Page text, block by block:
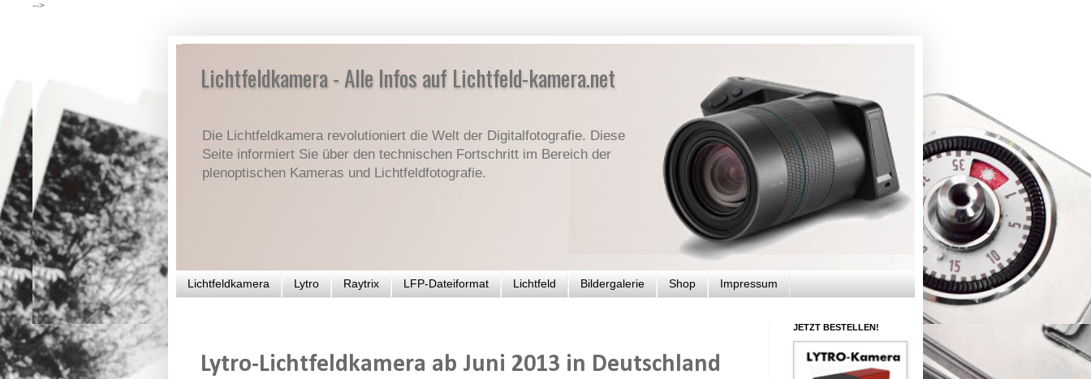
-->
Lichtfeldkamera - Alle Infos auf Lichtfeld-kamera.net
Die Lichtfeldkamera revolutioniert die Welt der Digitalfotografie. Diese
Seite informiert Sie über den technischen Fortschritt im Bereich der
plenoptischen Kameras und Lichtfeldfotografie.
Lichtfeldkamera Lytro Raytrix LFP-Dateiformat Lichtfeld Bildergalerie Shop Impressum
Lytro-Lichtfeldkamera ab Juni 2013 in Deutschland
JETZT BESTELLEN!